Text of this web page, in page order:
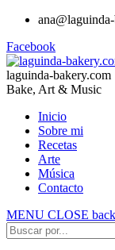
Facebook
laguinda-bakery.com
Bake, Art & Music
Inicio
Sobre mi
Recetas
Arte
Música
Contacto
MENU CLOSE back